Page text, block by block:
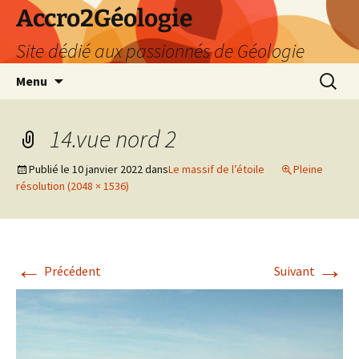
Accro2Géologie
Site dédié aux passionnés de Géologie
Menu
14.vue nord 2
Publié le 10 janvier 2022dansLe massif de l’étoile
Pleine
résolution (2048 × 1536)
← Précédent Suivant →